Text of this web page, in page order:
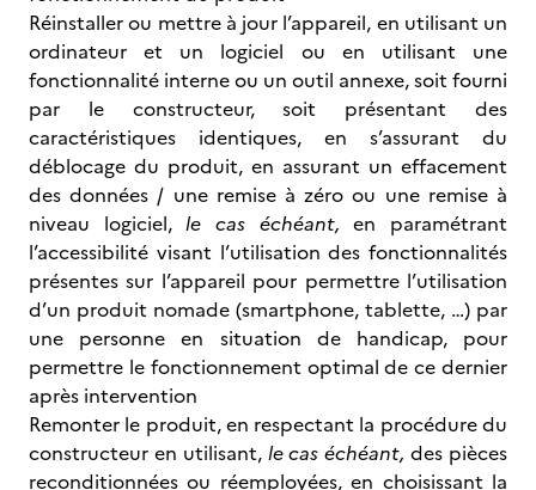
Réinstaller ou mettre à jour l’appareil, en utilisant un
ordinateur et un logiciel ou en utilisant une
fonctionnalité interne ou un outil annexe, soit fourni
par le constructeur, soit présentant des
caractéristiques identiques, en s’assurant du
déblocage du produit, en assurant un effacement
des données / une remise à zéro ou une remise à
niveau logiciel,le cas échéant, en paramétrant
l’accessibilité visant l’utilisation des fonctionnalités
présentes sur l’appareil pour permettre l’utilisation
d’un produit nomade (smartphone, tablette, …) par
une personne en situation de handicap, pour
permettre le fonctionnement optimal de ce dernier
après intervention
Remonter le produit, en respectant la procédure du
constructeur en utilisant, le cas échéant, des pièces
reconditionnées ou réemployées, en choisissant la